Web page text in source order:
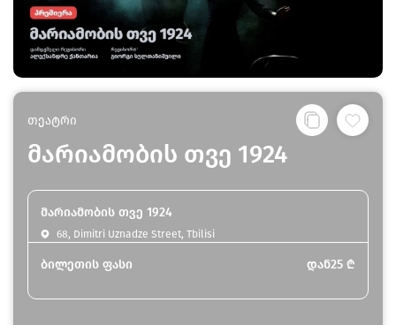
თეატრი
მარიამობის თვე 1924
მარიამობის თვე 1924
68, Dimitri Uznadze Street, Tbilisi
ბილეთის ფასი დან25 ₾